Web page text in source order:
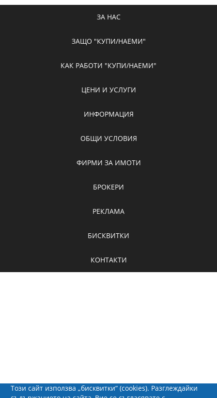
ЗА НАС
ЗАЩО "КУПИ/НАЕМИ"
КАК РАБОТИ "КУПИ/НАЕМИ"
ЦЕНИ И УСЛУГИ
ИНФОРМАЦИЯ
ОБЩИ УСЛОВИЯ
ФИРМИ ЗА ИМОТИ
БРОКЕРИ
РЕКЛАМА
БИСКВИТКИ
КОНТАКТИ
Този сайт използва „бисквитки“ (cookies). Разглеждайки